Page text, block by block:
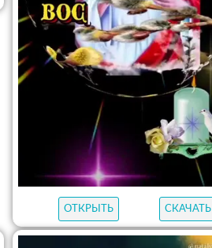
ОТКРЫТЬ СКАЧАТЬ